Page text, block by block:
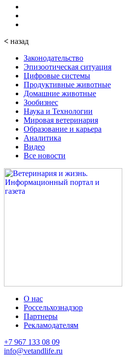
< назад
Законодательство
Эпизоотическая ситуация
Цифровые системы
Продуктивные животные
Домашние животные
Зообизнес
Наука и Технологии
Мировая ветеринария
Образование и карьера
Аналитика
Видео
Все новости
О нас
Россельхознадзор
Партнеры
Рекламодателям
+7 967 133 08 09
info@vetandlife.ru